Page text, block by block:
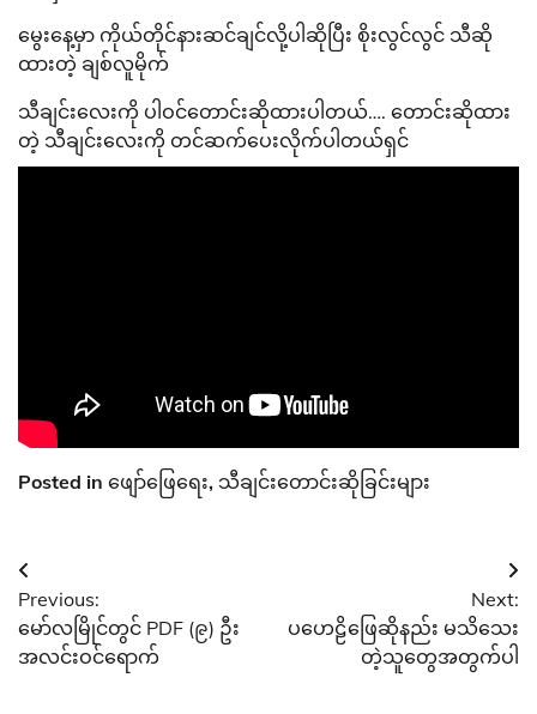
မွေးနေ့မှာ ကိုယ်တိုင်နားဆင်ချင်လို့ပါဆိုပြီး စိုးလွင်လွင် သီဆို
ထားတဲ့ ချစ်လူမိုက်
သီချင်းလေးကို ပါဝင်တောင်းဆိုထားပါတယ်…. တောင်းဆိုထား
တဲ့ သီချင်းလေးကို တင်ဆက်ပေးလိုက်ပါတယ်ရှင်
Posted in ဖျော်ဖြေရေး, သီချင်းတောင်းဆိုခြင်းများ
Post
navigation
Previous:
မော်လမြိုင်တွင် PDF (၉) ဦး
အလင်းဝင်ရောက်
Next:
ပဟေဠိဖြေဆိုနည်း မသိသေး
တဲ့သူတွေအတွက်ပါ